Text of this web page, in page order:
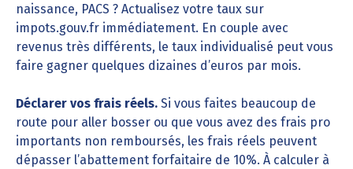
naissance, PACS ? Actualisez votre taux sur
impots.gouv.fr immédiatement. En couple avec
revenus très différents, le taux individualisé peut vous
faire gagner quelques dizaines d’euros par mois.
Déclarer vos frais réels. Si vous faites beaucoup de
route pour aller bosser ou que vous avez des frais pro
importants non remboursés, les frais réels peuvent
dépasser l’abattement forfaitaire de 10%. À calculer à